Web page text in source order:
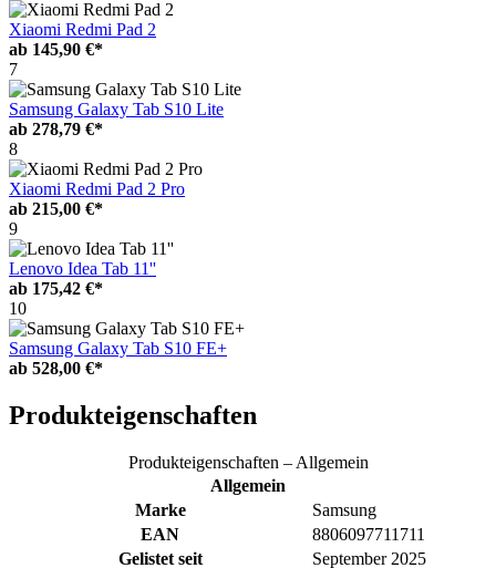
Xiaomi Redmi Pad 2
ab 145,90 €*
7
Samsung Galaxy Tab S10 Lite
ab 278,79 €*
8
Xiaomi Redmi Pad 2 Pro
ab 215,00 €*
9
Lenovo Idea Tab 11''
ab 175,42 €*
10
Samsung Galaxy Tab S10 FE+
ab 528,00 €*
Produkteigenschaften
Produkteigenschaften – Allgemein
Allgemein
Marke
Samsung
EAN
8806097711711
Gelistet seit
September 2025